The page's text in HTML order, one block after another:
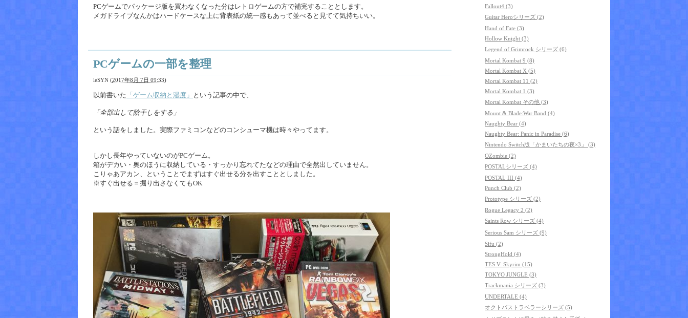
PCゲームでパッケージ版を買わなくなった分はレトロゲームの方で補完することとします。
メガドライブなんかはハードケースな上に背表紙の統一感もあって並べると見てて気持ちいい。
PCゲームの一部を整理
leSYN (2017年8月 7日 09:33)
以前書いた 「ゲーム収納と湿度」 という記事の中で、
「全部出して陰干しをする」
という話をしました。実際ファミコンなどのコンシューマ機は時々やってます。
しかし長年やっていないのがPCゲーム。
箱がデカい・奥のほうに収納している・すっかり忘れてたなどの理由で全然出していません。
こりゃあアカン、ということでまずはすぐ出せる分を出すこととしました。
※すぐ出せる＝掘り出さなくてもOK
Fallout4 (3)
Guitar Heroシリーズ (2)
Hand of Fate (3)
Hollow Knight (3)
Legend of Grimrock シリーズ (6)
Mortal Kombat 9 (8)
Mortal Kombat X (5)
Mortal Kombat 11 (2)
Mortal Kombat 1 (3)
Mortal Kombat その他 (3)
Mount & Blade:War Band (4)
Naughty Bear (4)
Naughty Bear: Panic in Paradise (6)
Nintendo Switch版「かまいたちの夜×3」 (3)
OZombie (2)
POSTALシリーズ (4)
POSTAL III (4)
Punch Club (2)
Prototype シリーズ (2)
Rogue Legacy 2 (2)
Saints Row シリーズ (4)
Serious Sam シリーズ (9)
Sifu (2)
StrongHold (4)
TES V: Skyrim (15)
TOKYO JUNGLE (3)
Trackmania シリーズ (3)
UNDERTALE (4)
オクトパストラベラーシリーズ (5)